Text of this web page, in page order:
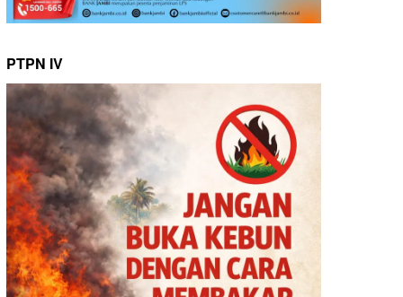
PTPN IV